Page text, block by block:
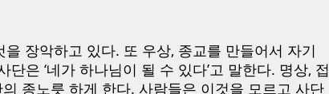
장악하고 있다. 또 우상, 종교를 만들어서 자기
은 ‘네가 하나님이 될 수 있다’고 말한다. 명상, 접
종노릇 하게 한다. 사람들은 이것을 모르고 사단